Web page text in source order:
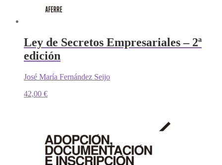
Ley de Secretos Empresariales – 2ª
edición
José María Fernández Seijo
42,00 €